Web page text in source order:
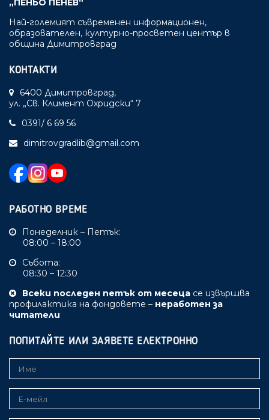
„ПЕНЬО ПЕНЕВ“
Най-големият съвременен информационен,
образователен, културно-просветен център в
община Димитровград
КОНТАКТИ
6400 Димитровград,
ул. „Св. Климент Охридски“ 7
0391/ 6 69 56
dimitrovgradlib@gmail.com
РАБОТНО ВРЕМЕ
Понеделник – Петък:
08:00 – 18:00
Събота:
08:30 – 12:30
Всеки последен петък от месеца се извършва
профилактика на фондовете – неработен за
читатели
ПОПИТАЙТЕ ИЛИ ЗАЯВЕТЕ ЕЛЕКТРОННО